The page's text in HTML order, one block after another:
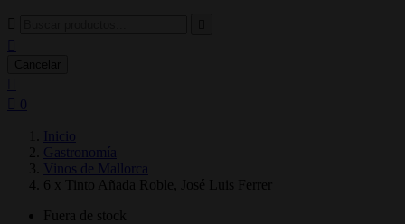
0
Inicio
Gastronomía
Vinos de Mallorca
6 x Tinto Añada Roble, José Luis Ferrer
Fuera de stock